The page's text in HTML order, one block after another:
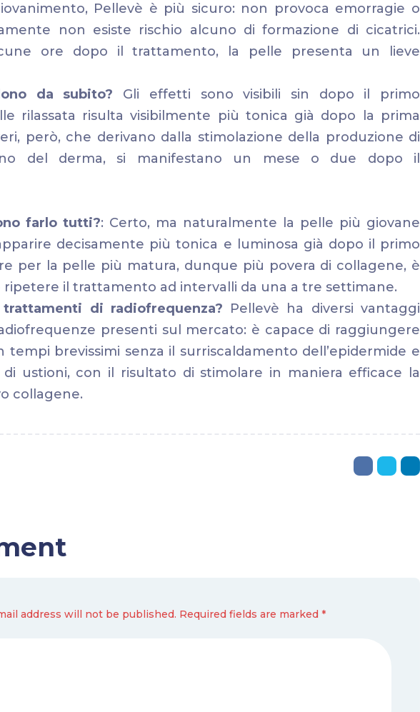
Pellevè è più sicuro: non provoca emorragie o
non esiste rischio alcuno di formazione di cicatrici.
ore dopo il trattamento, la pelle presenta un lieve
da subito? Gli effetti sono visibili sin dopo il primo
rilassata risulta visibilmente più tonica già dopo la prima
però, che derivano dalla stimolazione della produzione di
del derma, si manifestano un mese o due dopo il
farlo tutti?: Certo, ma naturalmente la pelle più giovane
decisamente più tonica e luminosa già dopo il primo
per la pelle più matura, dunque più povera di collagene, è
ripetere il trattamento ad intervalli da una a tre settimane.
di radiofrequenza? Pellevè ha diversi vantaggi
presenti sul mercato: è capace di raggiungere
brevissimi senza il surriscaldamento dell’epidermide e
di ustioni, con il risultato di stimolare in maniera efficace la
collagene.
address will not be published. Required fields are marked *